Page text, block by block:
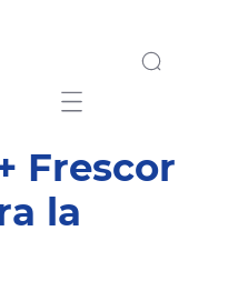
Mobile navigation
Frescor
la